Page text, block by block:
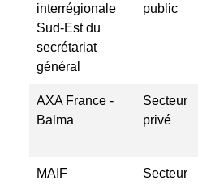
interrégionale
Sud-Est du
secrétariat
général
public
AXA France -
Balma
Secteur
privé
MAIF
Secteur